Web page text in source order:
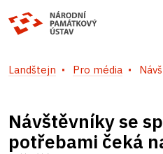
Landštejn Pro média
Návštěvníky se
potřebami čeká